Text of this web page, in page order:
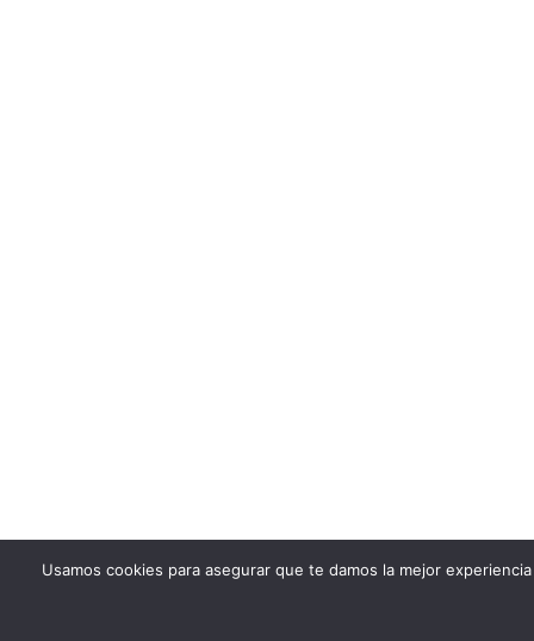
Usamos cookies para asegurar que te damos la mejor